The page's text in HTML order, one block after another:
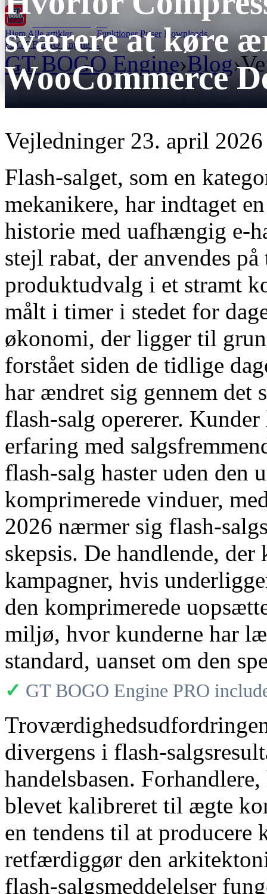
Hjem Alle artikler Funktioner Priser Downloads
Få GT BOGO Engine →
GT BOGO Engine›Blog›
sværere at køre
WooCommerce
Vejledninger 23. april 2026
Flash-salget, som en
mekanikere, har indtaget
historie med uafhængig e-
stejl rabat, der anvendes
produktudvalg i et stramt
målt i timer i stedet for
økonomi, der ligger til
forstået siden de tidlige
har ændret sig gennem det
flash-salg opererer.
erfaring med
flash-salg haster uden den
komprimerede vinduer,
2026 nærmer sig flash-
skepsis. De handlende,
kampagner, hvis
den komprimerede
miljø, hvor kunderne har
standard, uanset om den
✓ GT BOGO Engine PRO
divergens i flash-
handelsbasen.
blevet kalibreret til ægte
en tendens til at producere
retfærdiggør den
flash-salgsmeddelelser